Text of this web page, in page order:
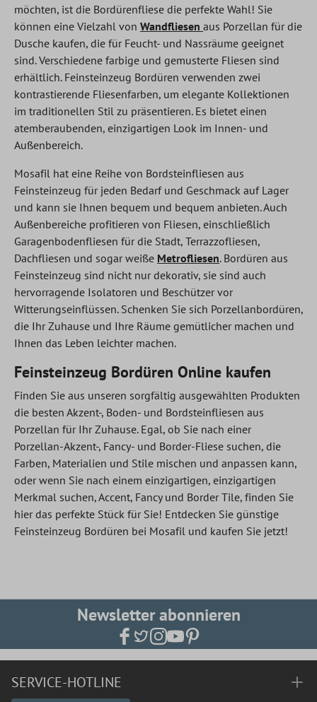
möchten, ist die Bordürenfliese die perfekte Wahl! Sie
können eine Vielzahl von Wandfliesen aus Porzellan für die
Dusche kaufen, die für Feucht- und Nassräume geeignet
sind. Verschiedene farbige und gemusterte Fliesen sind
erhältlich. Feinsteinzeug Bordüren verwenden zwei
kontrastierende Fliesenfarben, um elegante Kollektionen
im traditionellen Stil zu präsentieren. Es bietet einen
atemberaubenden, einzigartigen Look im Innen- und
Außenbereich.
Mosafil hat eine Reihe von Bordsteinfliesen aus
Feinsteinzeug für jeden Bedarf und Geschmack auf Lager
und kann sie Ihnen bequem und bequem anbieten. Auch
Außenbereiche profitieren von Fliesen, einschließlich
Garagenbodenfliesen für die Stadt, Terrazzofliesen,
Dachfliesen und sogar weiße Metrofliesen. Bordüren aus
Feinsteinzeug sind nicht nur dekorativ, sie sind auch
hervorragende Isolatoren und Beschützer vor
Witterungseinflüssen. Schenken Sie sich Porzellanbordüren,
die Ihr Zuhause und Ihre Räume gemütlicher machen und
Ihnen das Leben leichter machen.
Feinsteinzeug Bordüren Online kaufen
Finden Sie aus unseren sorgfältig ausgewählten Produkten
die besten Akzent-, Boden- und Bordsteinfliesen aus
Porzellan für Ihr Zuhause. Egal, ob Sie nach einer
Porzellan-Akzent-, Fancy- und Border-Fliese suchen, die
Farben, Materialien und Stile mischen und anpassen kann,
oder wenn Sie nach einem einzigartigen, einzigartigen
Merkmal suchen, Accent, Fancy und Border Tile, finden Sie
hier das perfekte Stück für Sie! Entdecken Sie günstige
Feinsteinzeug Bordüren bei Mosafil und kaufen Sie jetzt!
Newsletter abonnieren
SERVICE-HOTLINE